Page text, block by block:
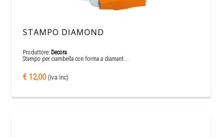
STAMPO DIAMOND
Produttore: Decora
Stampo per ciambella con forma a diamant...
€ 12,00 (Iva Inc)